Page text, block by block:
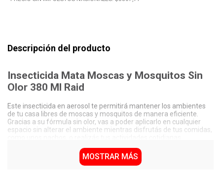
Descripción del producto
Insecticida Mata Moscas y Mosquitos Sin
Olor 380 Ml Raid
Este insecticida en aerosol te permitirá mantener los ambientes
de tu casa libres de moscas y mosquitos de manera eficiente.
Gracias a su fórmula sin olor, vas a poder aplicarlo en cualquier
espacio sin alterar el ambiente mientras disfrutás de tus comidas,
Presentación en aerosol de 380 Ml (234 Grs de contenido
Fórmula diseñada específicamente para eliminar moscas y
MOSTRAR MÁS